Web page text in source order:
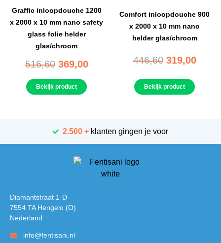
Graffic inloopdouche 1200
x 2000 x 10 mm nano safety
glass folie helder
glas/chroom
516,60 369,00
Bekijk product
Comfort inloopdouche 900
x 2000 x 10 mm nano
helder glas/chroom
446,60 319,00
Bekijk product
2.500 + klanten gingen je voor
Diamantstraat 1-D
7554 TA Hengelo (O)
Nederland
info@fentisani.nl